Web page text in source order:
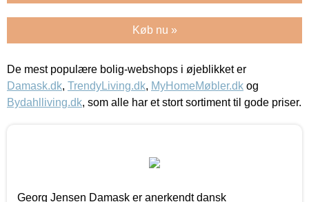
Køb nu »
De mest populære bolig-webshops i øjeblikket er
Damask.dk, TrendyLiving.dk, MyHomeMøbler.dk og
Bydahlliving.dk, som alle har et stort sortiment til gode priser.
Georg Jensen Damask er anerkendt dansk